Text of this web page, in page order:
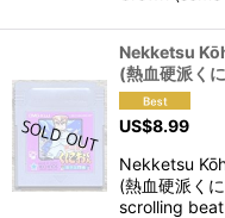
Nekketsu
(熱血硬派く
US$8.99
Nekketsu
(熱血硬派く
scrolling